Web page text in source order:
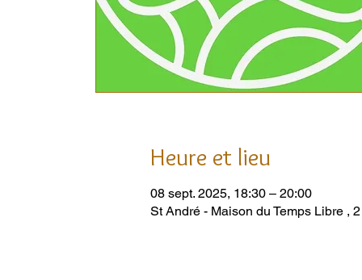
Heure et lieu
08 sept. 2025, 18:30 – 20:00
St André - Maison du Temps Libre ,